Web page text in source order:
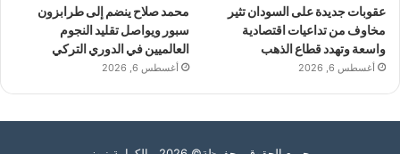
عقوبات جديدة على السودان تثير
مخاوف من تداعيات اقتصادية
واسعة وتهدد قطاع الذهب
أغسطس 6, 2026
محمد صلاح ينضم إلى طرابزون
سبور ويواصل تقليد النجوم
العالميين في الدوري التركي
أغسطس 6, 2026